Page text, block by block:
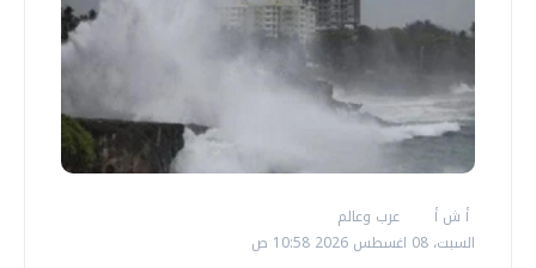
أ ش أ
عرب وعالم
السبت، 08 اغسطس 2026 10:58 ص